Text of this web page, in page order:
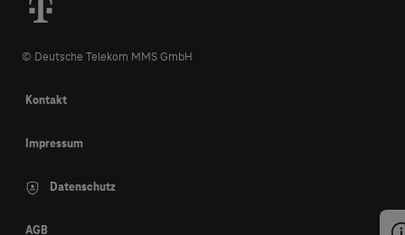
© Deutsche Telekom MMS GmbH
Kontakt
Impressum
Datenschutz
AGB